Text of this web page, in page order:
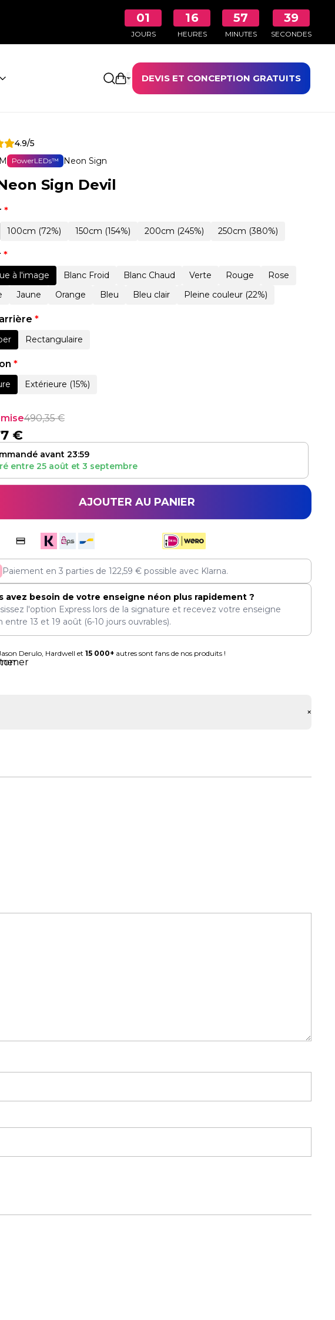
01
JOURS
16
HEURES
57
MINUTES
38
SECONDES
Ouvrir le panier
DEVIS ET CONCEPTION GRATUITS
4.9/5
PowerLEDs™ Neon Sign
Sign Devil
*
100cm (72%) 150cm (154%) 200cm (245%) 250cm (380%)
*
à l'image Blanc Froid Blanc Chaud Verte Rouge
Rose
Jaune Orange Bleu Bleu clair Pleine couleur (22%)
*
Rectangulaire
*
Extérieure (15%)
490,35€
€
avant 23:59
entre 25 août et 3 septembre
AJOUTER AU PANIER
Paiement en 3 parties de122,59€ possible avec Klarna.
avez besoin de votre enseigne néon plus rapidement ?
l'option Express lors de la signature et recevez votre enseigne
entre 13 et 19 août(6-10 jours ouvrables).
Derulo, Hardwell et 15 000+autres sont fans de nos produits !
+